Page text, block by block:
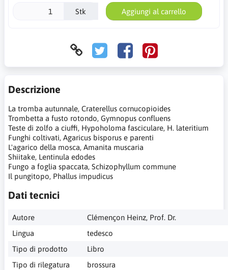
Stk Aggiungi al carrello
Descrizione
La tromba autunnale, Craterellus cornucopioides
Trombetta a fusto rotondo, Gymnopus confluens
Teste di zolfo a ciuffi, Hypoholoma fasciculare, H. lateritium
Funghi coltivati, Agaricus bisporus e parenti
L'agarico della mosca, Amanita muscaria
Shiitake, Lentinula edodes
Fungo a foglia spaccata, Schizophyllum commune
Il pungitopo, Phallus impudicus
Dati tecnici
Autore
Clémençon Heinz, Prof. Dr.
Lingua
tedesco
Tipo di prodotto
Libro
Tipo di rilegatura
brossura